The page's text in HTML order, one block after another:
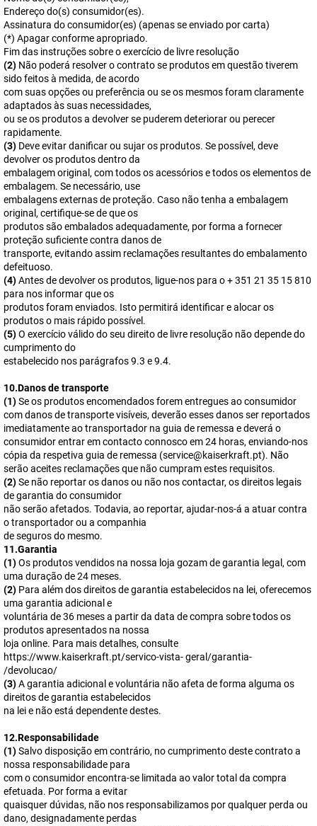
Endereço do(s) consumidor(es).
Assinatura do consumidor(es) (apenas se enviado por carta)
(*) Apagar conforme apropriado.
Fim das instruções sobre o exercício de livre resolução
(2) Não poderá resolver o contrato se produtos em questão tiverem
sido feitos à medida, de acordo
com suas opções ou preferência ou se os mesmos foram claramente
adaptados às suas necessidades,
ou se os produtos a devolver se puderem deteriorar ou perecer
rapidamente.
(3) Deve evitar danificar ou sujar os produtos. Se possível, deve
devolver os produtos dentro da
embalagem original, com todos os acessórios e todos os elementos de
embalagem. Se necessário, use
embalagens externas de proteção. Caso não tenha a embalagem
original, certifique-se de que os
produtos são embalados adequadamente, por forma a fornecer
proteção suficiente contra danos de
transporte, evitando assim reclamações resultantes do embalamento
defeituoso.
(4)Antes de devolver os produtos, ligue-nos para o + 351 21 35 15 810
para nos informar que os
produtos foram enviados. Isto permitirá identificar e alocar os
produtos o mais rápido possível.
(5)O exercício válido do seu direito de livre resolução não depende do
cumprimento do
estabelecido nos parágrafos 9.3 e 9.4.
10.Danos de transporte
(1)Se os produtos encomendados forem entregues ao consumidor
com danos de transporte visíveis, deverão esses danos ser reportados
imediatamente ao transportador na guia de remessa e deverá o
consumidor entrar em contacto connosco em 24 horas, enviando-nos
cópia da respetiva guia de remessa (service@kaiserkraft.pt). Não
serão aceites reclamações que não cumpram estes requisitos.
(2)Se não reportar os danos ou não nos contactar, os direitos legais
de garantia do consumidor
não serão afetados. Todavia, ao reportar, ajudar-nos-á a atuar contra
o transportador ou a companhia
de seguros do mesmo.
11.Garantia
(1)Os produtos vendidos na nossa loja gozam de garantia legal, com
uma duração de 24 meses.
(2) Para além dos direitos de garantia estabelecidos na lei, oferecemos
uma garantia adicional e
voluntária de 36 meses a partir da data de compra sobre todos os
produtos apresentados na nossa
loja online. Para mais detalhes, consulte
https://www.kaiserkraft.pt/servico-vista- geral/garantia-
/devolucao/
(3)A garantia adicional e voluntária não afeta de forma alguma os
direitos de garantia estabelecidos
na lei e não está dependente destes.
12.Responsabilidade
(1)Salvo disposição em contrário, no cumprimento deste contrato a
nossa responsabilidade para
com o consumidor encontra-se limitada ao valor total da compra
efetuada. Por forma a evitar
quaisquer dúvidas, não nos responsabilizamos por qualquer perda ou
dano, designadamente perdas